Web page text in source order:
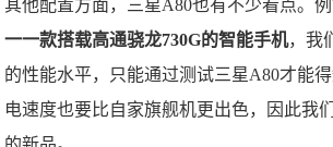
其他配置方面，三星A80也有不少看点。例
一一款搭载高通骁龙730G的智能手机，我
的性能水平，只能通过测试三星A80才能
电速度也要比自家旗舰机更出色，因此我